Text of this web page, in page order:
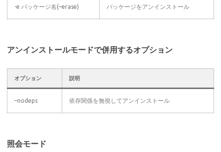
-e パッケージ名(–erase) パッケージをアンインストール
アンインストールモードで併用するオプション
オプション 説明
–nodeps 依存関係を無視してアンインストール
照会モード